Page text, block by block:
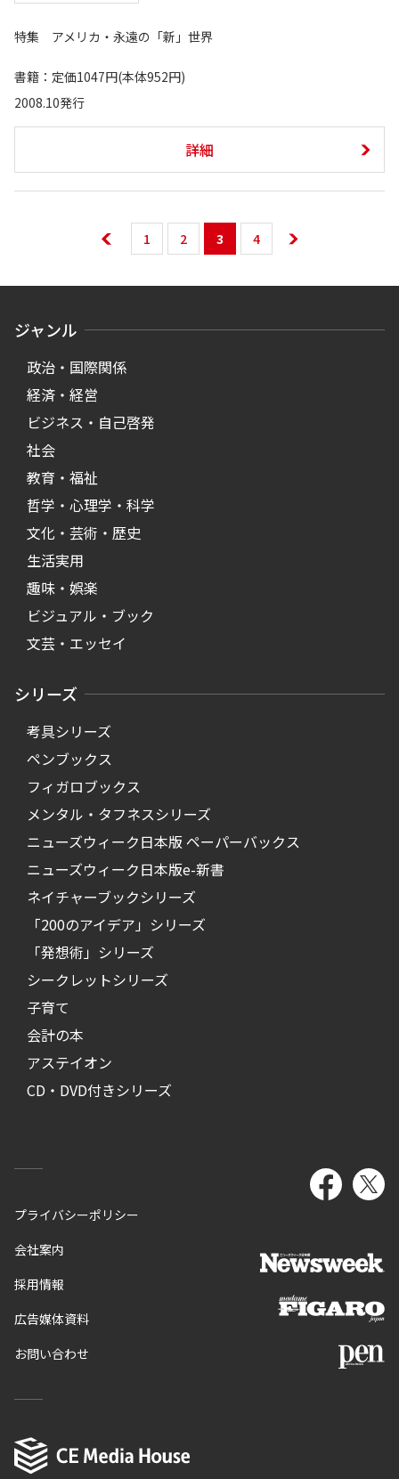
特集 アメリカ・永遠の「新」世界
書籍：定価1047円(本体952円)
2008.10発行
詳細
1 2 3 4
ジャンル
政治・国際関係
経済・経営
ビジネス・自己啓発
社会
教育・福祉
哲学・心理学・科学
文化・芸術・歴史
生活実用
趣味・娯楽
ビジュアル・ブック
文芸・エッセイ
シリーズ
考具シリーズ
ペンブックス
フィガロブックス
メンタル・タフネスシリーズ
ニューズウィーク日本版 ペーパーバックス
ニューズウィーク日本版e-新書
ネイチャーブックシリーズ
「200のアイデア」シリーズ
「発想術」シリーズ
シークレットシリーズ
子育て
会計の本
アステイオン
CD・DVD付きシリーズ
プライバシーポリシー
会社案内
採用情報
広告媒体資料
お問い合わせ